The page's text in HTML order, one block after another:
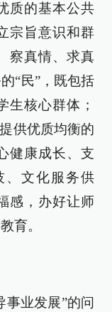
质的基本公共
宗旨意识和群
察真情、求真
“民”，既包括
生核心群体；
供优质均衡的
健康成长、支
、文化服务供
感，办好让师
育。
事业发展”的问